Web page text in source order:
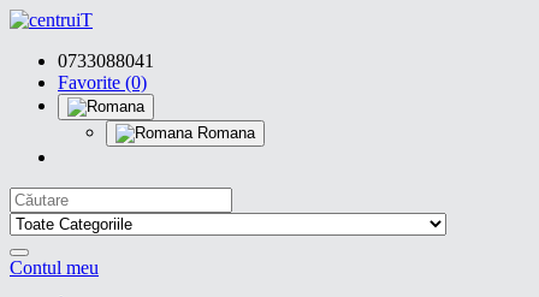
0733088041
Favorite (0)
Romana
Contul meu